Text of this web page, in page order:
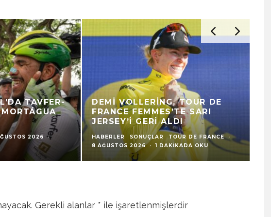
TAVFER-
2026
·
DEMI VOLLERING, TOUR DE
FRANCE FEMMES’TE SARI
JERSEY’I GERI ALDI
HABERLER SONUÇLAR TOUR DE FRANCE
·
8 AĞUSTOS 2026
· 1 DAKIKADA OKU
8
Gerekli alanlar * ile işaretlenmişlerdir